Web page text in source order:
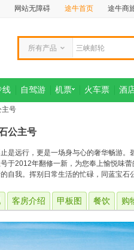
网站无障碍 途牛首页 途牛商
所有产品
线 自驾游 机票 火车票 酒
主号
公主号
是远行，更是一场身与心的奢华畅游
于2012年翻修一新，为您奉上愉悦味
自我。挥别日常生活的忙碌，同蓝宝石
客房介绍 甲板图 餐饮 购